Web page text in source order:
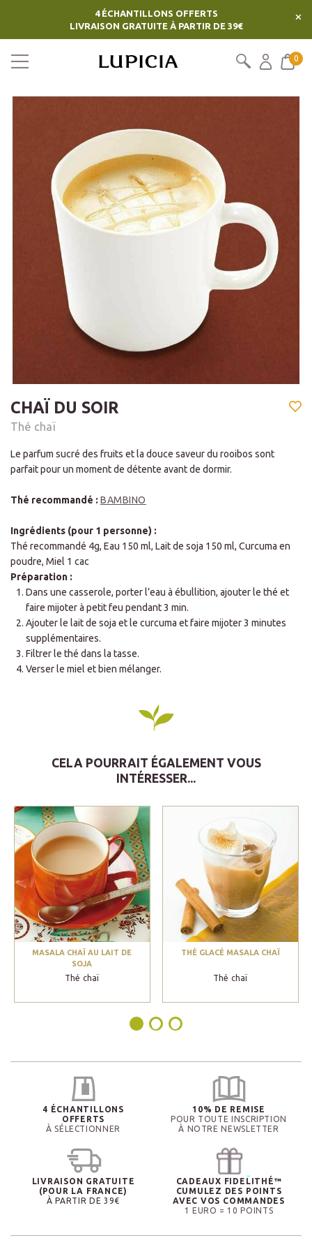
4 ÉCHANTILLONS OFFERTS
LIVRAISON GRATUITE À PARTIR DE 39€
×
0
CHAÏ DU SOIR
Thé chaï
Le parfum sucré des fruits et la douce saveur du rooibos sont
parfait pour un moment de détente avant de dormir.
Thé recommandé : BAMBINO
Ingrédients (pour 1 personne) :
Thé recommandé 4g, Eau 150 ml, Lait de soja 150 ml, Curcuma en
poudre, Miel 1 cac
Préparation :
Dans une casserole, porter l’eau à ébullition, ajouter le thé et
faire mijoter à petit feu pendant 3 min.
Ajouter le lait de soja et le curcuma et faire mijoter 3 minutes
supplémentaires.
Filtrer le thé dans la tasse.
Verser le miel et bien mélanger.
CELA POURRAIT ÉGALEMENT VOUS
INTÉRESSER...
MASALA CHAÏ AU LAIT DE
SOJA
Thé chaï
THÉ GLACÉ MASALA CHAÏ
Thé chaï
4 ÉCHANTILLONS
OFFERTS
À SÉLECTIONNER
10% DE REMISE
POUR TOUTE INSCRIPTION
À NOTRE NEWSLETTER
LIVRAISON GRATUITE
(POUR LA FRANCE)
À PARTIR DE 39€
CADEAUX FIDELITHÉ™
CUMULEZ DES POINTS
AVEC VOS COMMANDES
1 EURO = 10 POINTS